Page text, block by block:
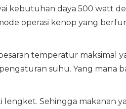
kebutuhan daya 500 watt
operasi kenop yang
temperatur maksimal
suhu. Yang mana
lengket. Sehingga makanan